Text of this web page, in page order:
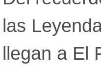
las
llegan a El